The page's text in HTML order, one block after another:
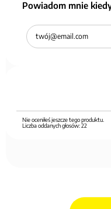
Powiadom mnie
Nie oceniłeś jeszcze tego produktu.
Liczba oddanych głosów:22